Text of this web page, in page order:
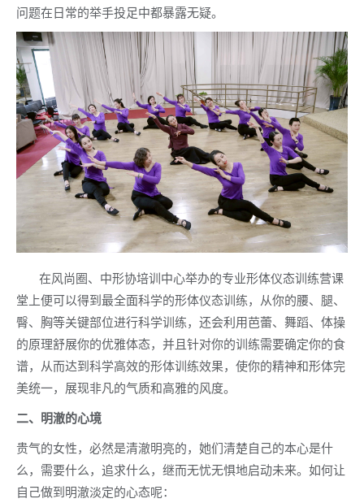
问题在日常的举手投足中都暴露无疑。
在风尚圈、中形协培训中心举办的专业形体仪态训练营课
堂上便可以得到最全面科学的形体仪态训练，从你的腰、腿、
臀、胸等关键部位进行科学训练，还会利用芭蕾、舞蹈、体操
的原理舒展你的优雅体态，并且针对你的训练需要确定你的食
谱，从而达到科学高效的形体训练效果，使你的精神和形体完
美统一，展现非凡的气质和高雅的风度。
二、明澈的心境
贵气的女性，必然是清澈明亮的，她们清楚自己的本心是什
么，需要什么，追求什么，继而无忧无惧地启动未来。如何让
自己做到明澈淡定的心态呢：